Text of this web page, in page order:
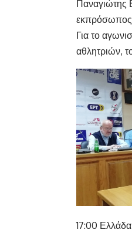
Παναγιώτης
εκπρόσωπος
Για το
αθλητριών,
17:00